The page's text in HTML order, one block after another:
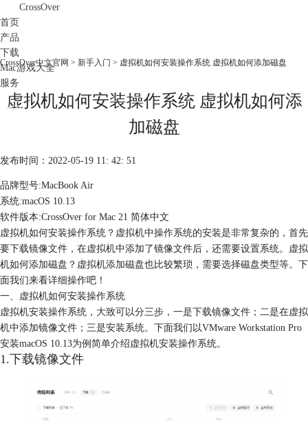
CrossOver
首页
产品
下载
Mac游戏大全
服务
购买
CrossOver中文官网 > 新手入门 > 虚拟机如何安装操作系统 虚拟机如何添加磁盘
虚拟机如何安装操作系统 虚拟机如何添
加磁盘
发布时间：2022-05-19 11: 42: 51
品牌型号:MacBook Air
系统:macOS 10.13
软件版本:CrossOver for Mac 21 简体中文
虚拟机如何安装操作系统？虚拟机中操作系统的安装是非常复杂的，首先
要下载镜像文件，在虚拟机中添加了镜像文件后，还需要设置系统。虚拟
机如何添加磁盘？虚拟机添加磁盘也比较繁琐，需要选择磁盘类型等。下
面我们来看详细操作吧！
一、虚拟机如何安装操作系统
虚拟机安装操作系统，大致可以分三步，一是下载镜像文件；二是在虚拟
机中添加镜像文件；三是安装系统。下面我们以VMware Workstation Pro
安装macOS 10.13为例简单介绍虚拟机安装操作系统。
1.下载镜像文件